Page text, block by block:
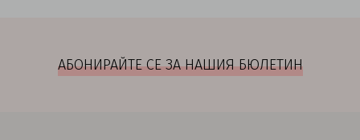
АБОНИРАЙТЕ СЕ ЗА НАШИЯ БЮЛЕТИН